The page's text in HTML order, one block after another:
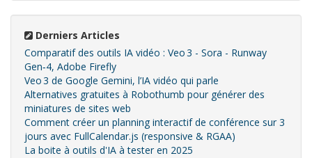
Derniers Articles
Comparatif des outils IA vidéo : Veo 3 - Sora - Runway
Gen‑4, Adobe Firefly
Veo 3 de Google Gemini, l’IA vidéo qui parle
Alternatives gratuites à Robothumb pour générer des
miniatures de sites web
Comment créer un planning interactif de conférence sur 3
jours avec FullCalendar.js (responsive & RGAA)
La boite à outils d'IA à tester en 2025